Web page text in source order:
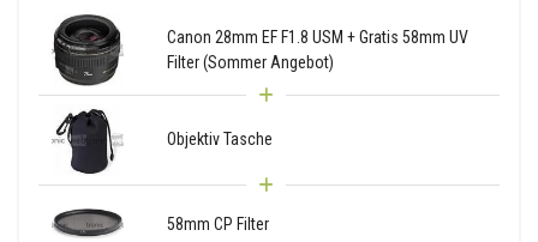
Canon 28mm EF F1.8 USM + Gratis 58mm UV
Filter (Sommer Angebot)
Objektiv Tasche
58mm CP Filter